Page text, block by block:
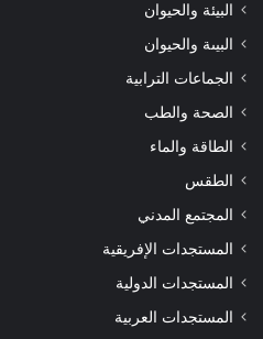
البيئة والحيوان
البيىة والحيوان
الجماعات الترابية
الصحة والطب
الطاقة والماء
الطقس
المجتمع المدني
المستجدات الإفريقية
المستجدات الدولية
المستجدات العربية